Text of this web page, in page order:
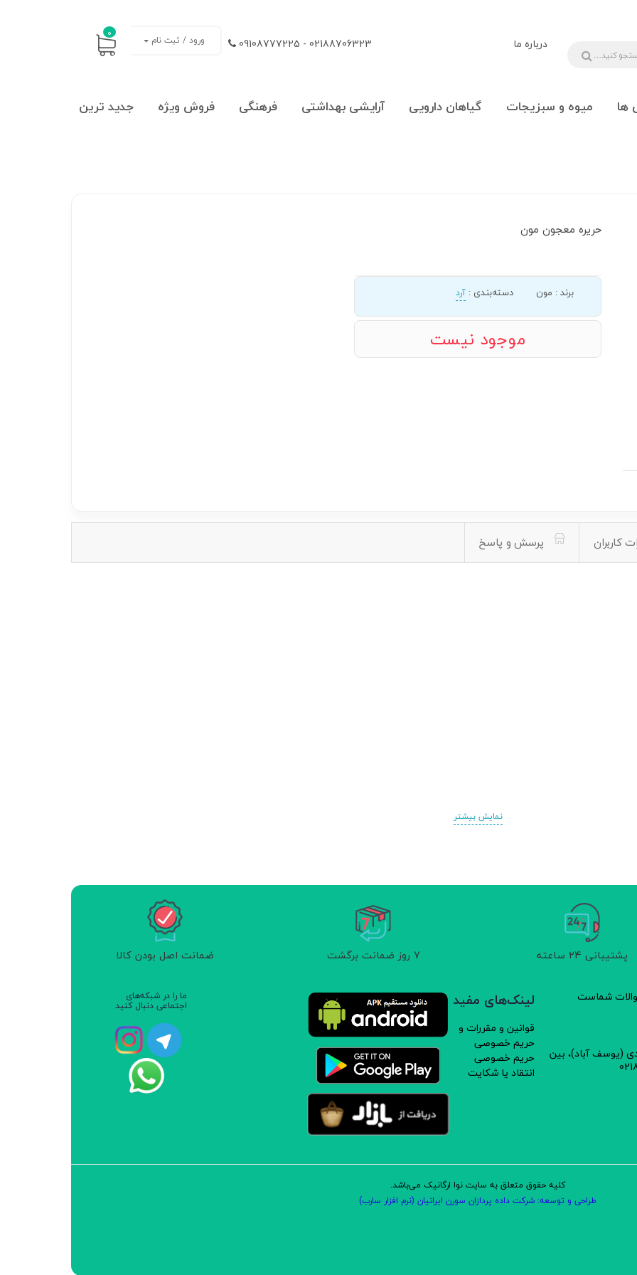
درباره ما 02188706323 - 09108777225 ورود / ثبت نام 0
ها میوه و سبزیجات گیاهان دارویی آرایشی بهداشتی فرهنگی فروش ویژه
جدید ترین
حریره معجون مون
برند: مون دسته‌بندی :آرد
موجود نیست
کاربران پرسش و پاسخ
نمایش بیشتر
پشتیبانی 24 ساعته 7 روز ضمانت برگشت ضمانت اصل بودن کالا
شماست
(یوسف آباد)، بین
لینک‌های مفید
قوانین و مقررات و
حریم خصوصی
حریم خصوصی
انتقاد یا شکایت
ما را در شبکه‌های
اجتماعی دنبال کنید
کلیه حقوق متعلق به سایت نوا ارگانیک می‌باشد.
طراحی و توسعه: شرکت داده پردازان سورن ایرانیان (نرم افزار سارب)